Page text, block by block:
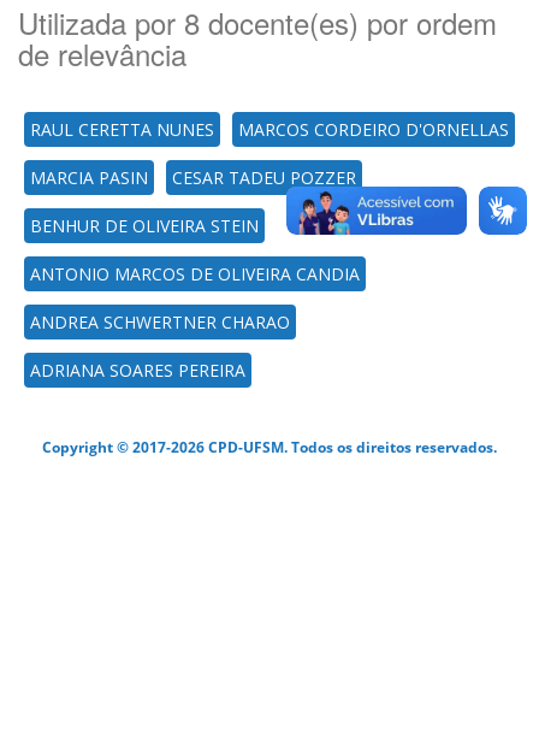
Utilizada por 8 docente(es) por ordem
de relevância
RAUL CERETTA NUNES MARCOS CORDEIRO D'ORNELLAS
MARCIA PASIN CESAR TADEU POZZER
BENHUR DE OLIVEIRA STEIN
ANTONIO MARCOS DE OLIVEIRA CANDIA
ANDREA SCHWERTNER CHARAO
ADRIANA SOARES PEREIRA
Copyright © 2017-2026 CPD-UFSM. Todos os direitos reservados.